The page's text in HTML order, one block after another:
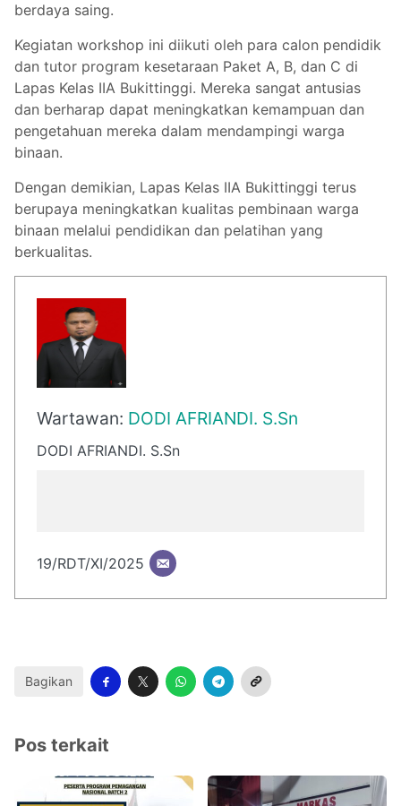
berdaya saing.
Kegiatan workshop ini diikuti oleh para calon pendidik
dan tutor program kesetaraan Paket A, B, dan C di
Lapas Kelas IIA Bukittinggi. Mereka sangat antusias
dan berharap dapat meningkatkan kemampuan dan
pengetahuan mereka dalam mendampingi warga
binaan.
Dengan demikian, Lapas Kelas IIA Bukittinggi terus
berupaya meningkatkan kualitas pembinaan warga
binaan melalui pendidikan dan pelatihan yang
berkualitas.
Wartawan: DODI AFRIANDI. S.Sn
DODI AFRIANDI. S.Sn
19/RDT/XI/2025
Bagikan
Pos terkait